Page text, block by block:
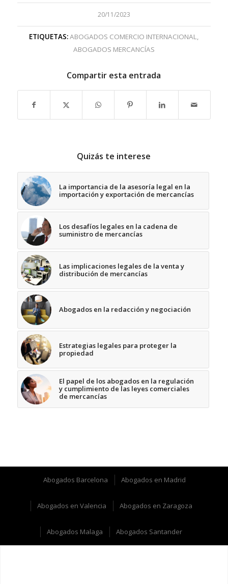
20/11/2023
ETIQUETAS:ABOGADOS COMERCIO INTERNACIONAL,
ABOGADOS MERCANCÍAS
Compartir esta entrada
Quizás te interese
La importancia de la asesoría legal en la
importación y exportación de mercancías
Los desafíos legales en la cadena de
suministro de mercancías
Las implicaciones legales de la venta y
distribución de mercancías
Abogados en la redacción y negociación
Estrategias legales para proteger la
propiedad
El papel de los abogados en la regulación
y cumplimiento de las leyes comerciales
de mercancías
Abogados Barcelona Abogados en Madrid
Abogados en Valencia Abogados en Zaragoza
Abogados Malaga Abogados Santander